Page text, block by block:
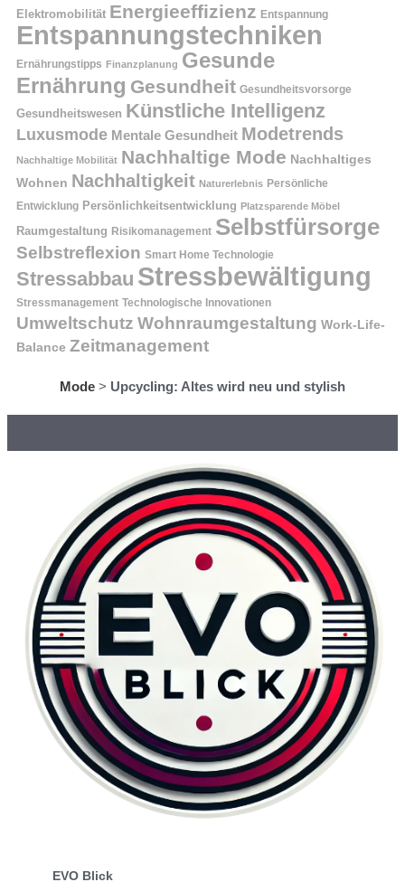
Elektromobilität Energieeffizienz Entspannung
Entspannungstechniken
Ernährungstipps Finanzplanung Gesunde
Ernährung Gesundheit Gesundheitsvorsorge
Gesundheitswesen Künstliche Intelligenz
Luxusmode Mentale Gesundheit Modetrends
Nachhaltige Mobilität Nachhaltige Mode Nachhaltiges
Wohnen Nachhaltigkeit Naturerlebnis Persönliche
Entwicklung Persönlichkeitsentwicklung Platzsparende Möbel
Raumgestaltung Risikomanagement Selbstfürsorge
Selbstreflexion Smart Home Technologie
Stressabbau Stressbewältigung
Stressmanagement Technologische Innovationen
Umweltschutz Wohnraumgestaltung Work-Life-
Balance Zeitmanagement
Mode > Upcycling: Altes wird neu und stylish
EVO Blick